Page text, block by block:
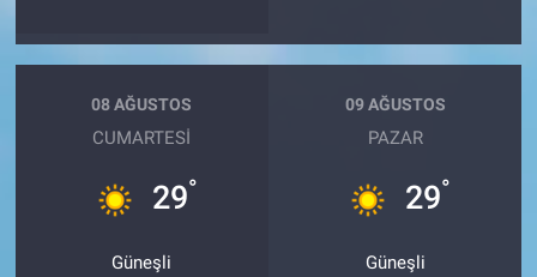
08 AĞUSTOS
CUMARTESI
29°
Güneşli
09 AĞUSTOS
PAZAR
29°
Güneşli